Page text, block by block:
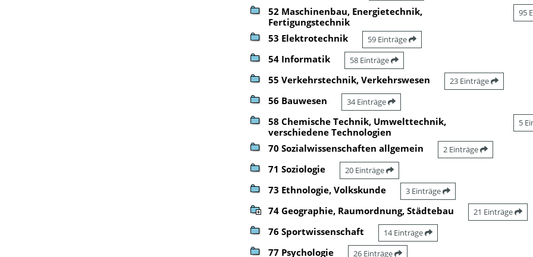
52 Maschinenbau, Energietechnik,
Fertigungstechnik
95
53 Elektrotechnik 59 Einträge
54 Informatik 58 Einträge
55 Verkehrstechnik, Verkehrswesen 23 Einträge
56 Bauwesen 34 Einträge
58 Chemische Technik, Umwelttechnik,
verschiedene Technologien
5
70 Sozialwissenschaften allgemein 2 Einträge
71 Soziologie 20 Einträge
73 Ethnologie, Volkskunde 3 Einträge
74 Geographie, Raumordnung, Städtebau 21 Einträge
76 Sportwissenschaft 14 Einträge
77 Psychologie 26 Einträge